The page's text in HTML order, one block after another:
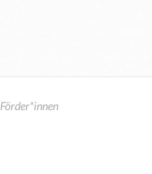
Förder*innen